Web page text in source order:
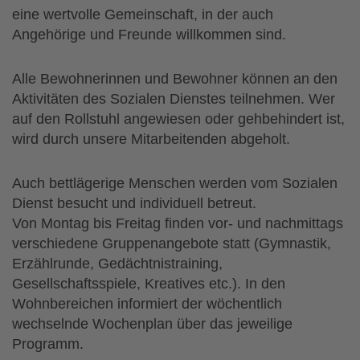
eine wertvolle Gemeinschaft, in der auch
Angehörige und Freunde willkommen sind.
Alle Bewohnerinnen und Bewohner können an den
Aktivitäten des Sozialen Dienstes teilnehmen. Wer
auf den Rollstuhl angewiesen oder gehbehindert ist,
wird durch unsere Mitarbeitenden abgeholt.
Auch bettlägerige Menschen werden vom Sozialen
Dienst besucht und individuell betreut.
Von Montag bis Freitag finden vor- und nachmittags
verschiedene Gruppenangebote statt (Gymnastik,
Erzählrunde, Gedächtnistraining,
Gesellschaftsspiele, Kreatives etc.). In den
Wohnbereichen informiert der wöchentlich
wechselnde Wochenplan über das jeweilige
Programm.